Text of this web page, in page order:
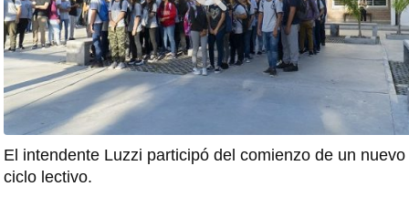
El intendente Luzzi participó del comienzo de un nuevo
ciclo lectivo.